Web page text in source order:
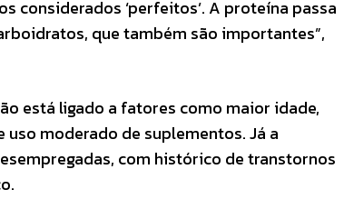
considerados ‘perfeitos’. A proteína passa
que também são importantes”,
está ligado a fatores como maior idade,
moderado de suplementos. Já a
com histórico de transtornos